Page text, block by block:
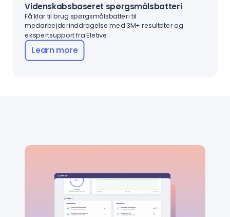
Videnskabsbaseret spørgsmålsbatteri
Få klar til brug spørgsmålsbatteri til
medarbejderinddragelse med 3M+ resultater og
ekspertsupport fra Eletive.
Learn more